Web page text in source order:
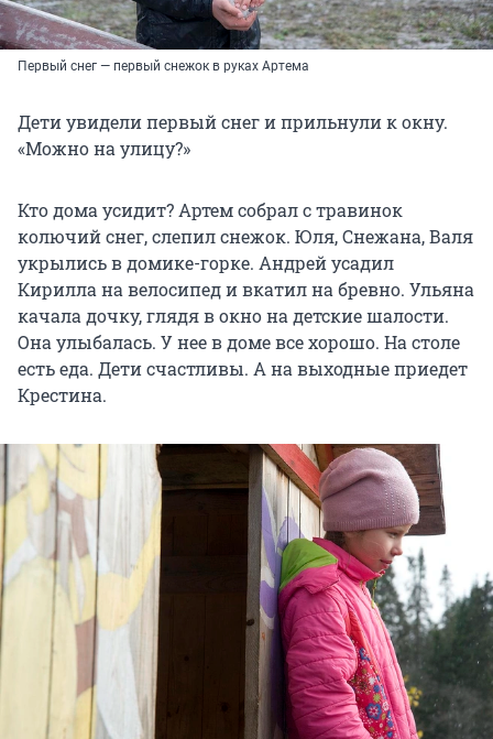
Первый снег — первый снежок в руках Артема
Дети увидели первый снег и прильнули к окну.
«Можно на улицу?»
Кто дома усидит? Артем собрал с травинок
колючий снег, слепил снежок. Юля, Снежана, Валя
укрылись в домике-горке. Андрей усадил
Кирилла на велосипед и вкатил на бревно. Ульяна
качала дочку, глядя в окно на детские шалости.
Она улыбалась. У нее в доме все хорошо. На столе
есть еда. Дети счастливы. А на выходные приедет
Крестина.